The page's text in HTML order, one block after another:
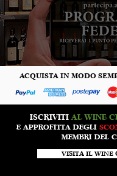
ACQUISTA IN MODO
ISCRIVITIAL WINE
E APPROFITTA DEGLI
MEMBRI DEL
VISITA IL WINE